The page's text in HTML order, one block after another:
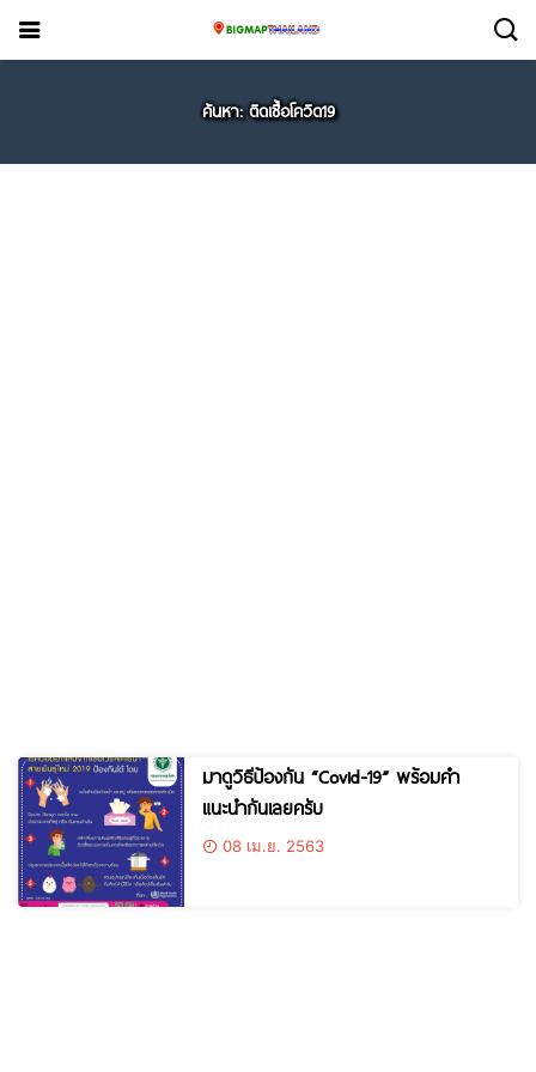
ค้นหา: ติดเชื้อโควิด19
มาดูวิธีป้องกัน “Covid-19” พร้อมคำ
แนะนำกันเลยครับ
08 เม.ย. 2563